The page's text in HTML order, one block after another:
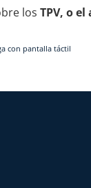
los TPV, o
con pantalla táctil